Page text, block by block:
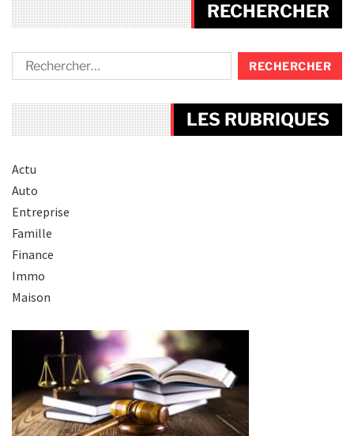
RECHERCHER
LES RUBRIQUES
Actu
Auto
Entreprise
Famille
Finance
Immo
Maison